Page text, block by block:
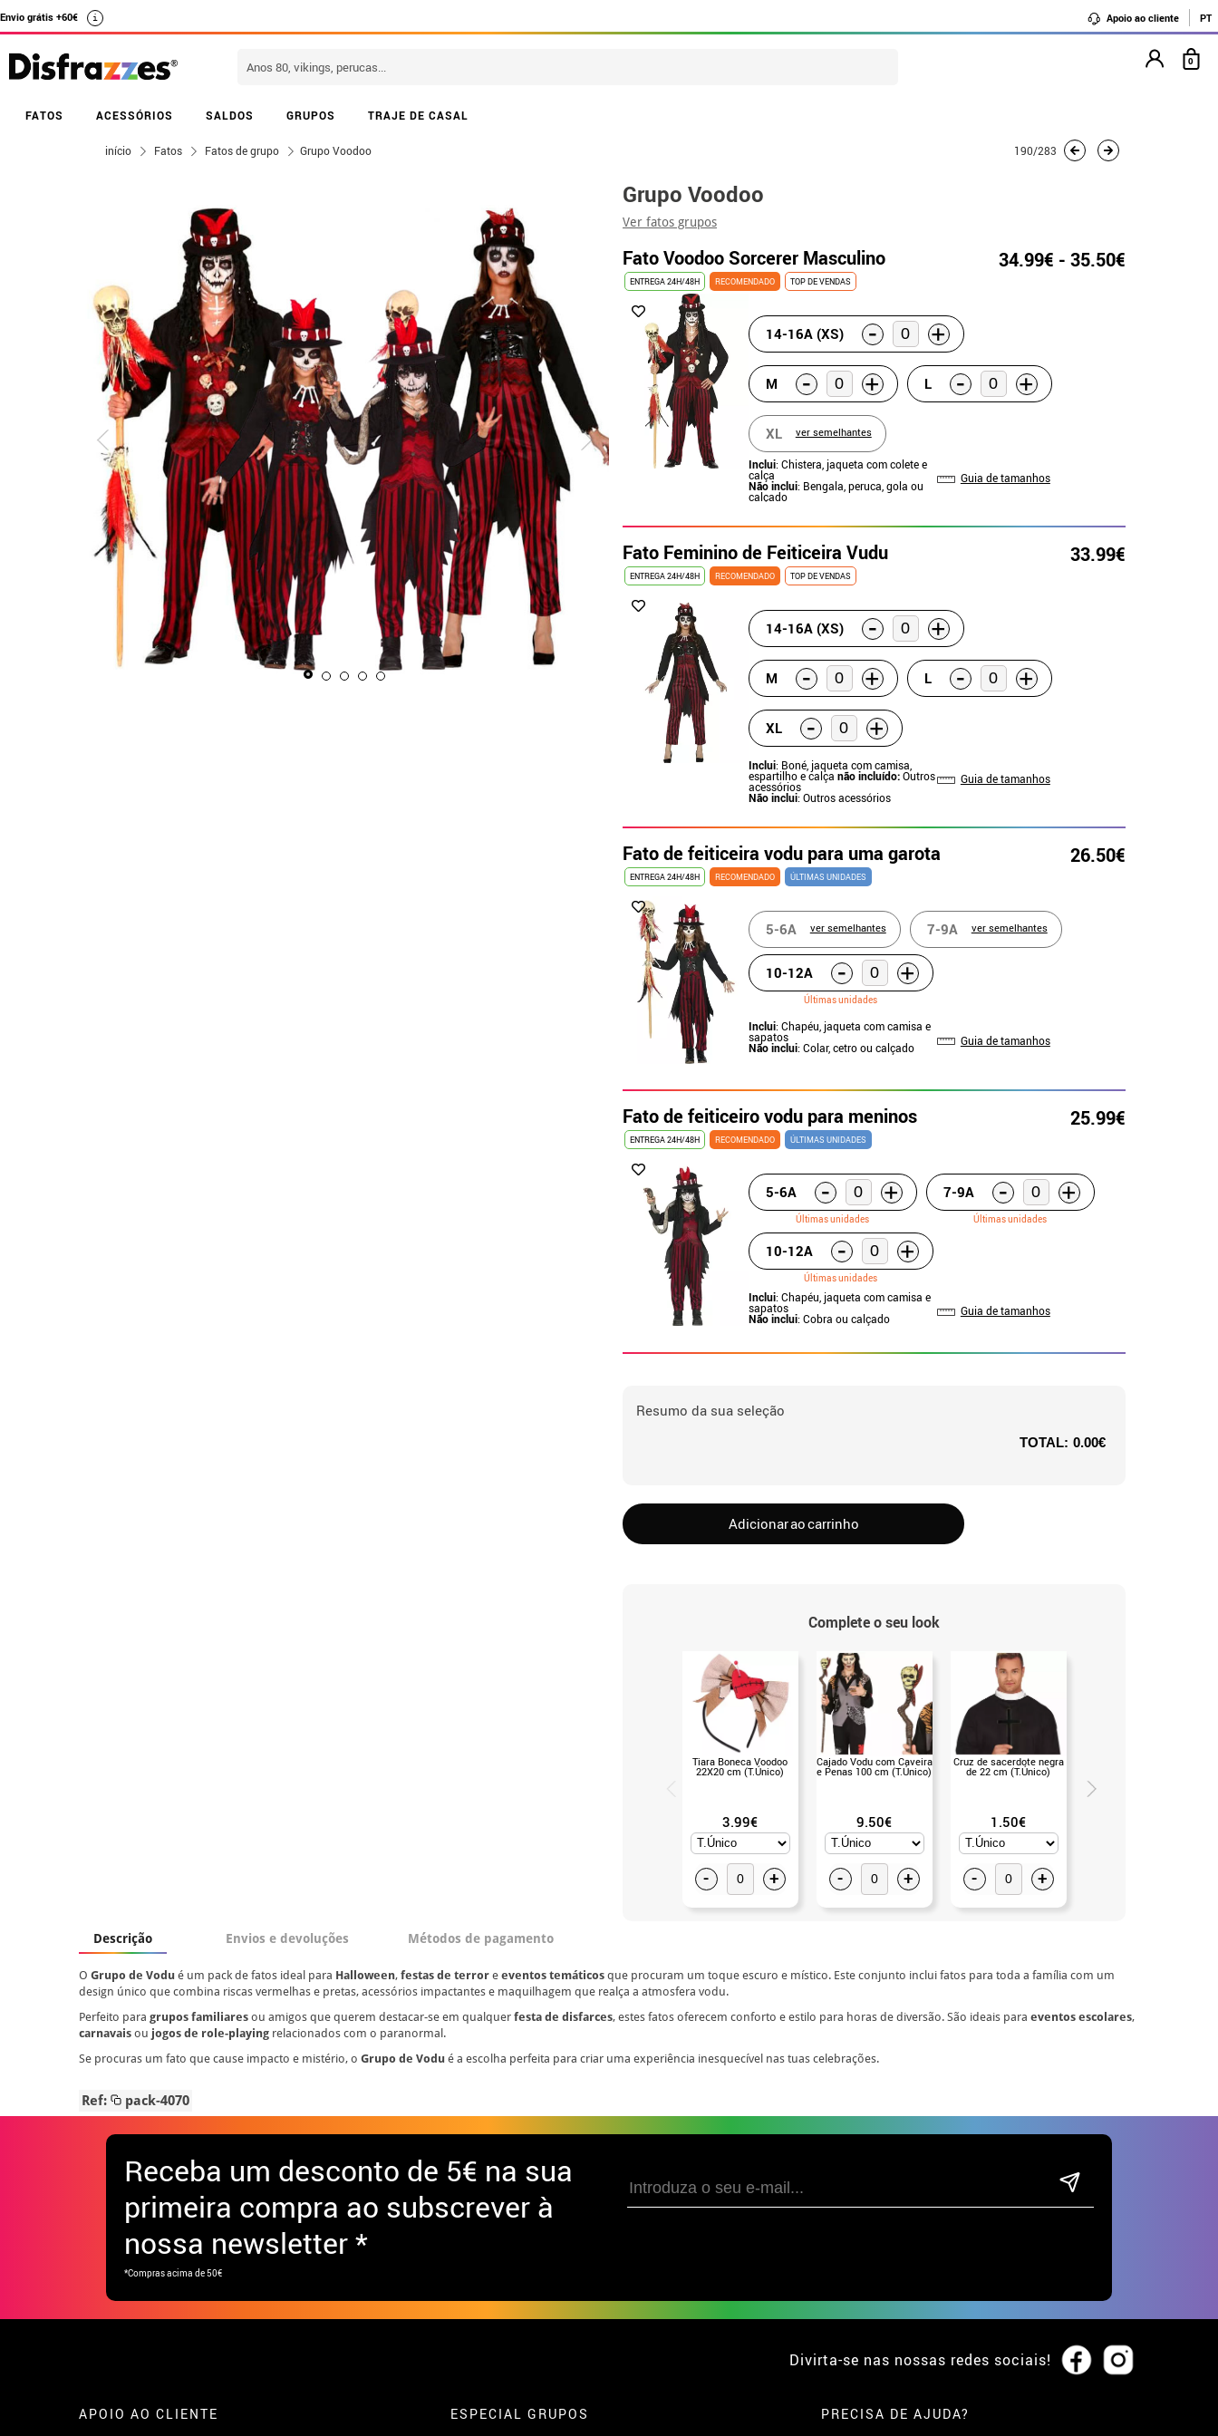
Envio grátis +60€ i Apoio ao cliente PT
FATOS ACESSÓRIOS SALDOS GRUPOS TRAJE DE CASAL
0
início Fatos Fatos de grupo Grupo Voodoo 190/283
Grupo Voodoo
Ver fatos grupos
Fato Voodoo Sorcerer Masculino 34.99€ - 35.50€
ENTREGA 24H/48H RECOMENDADO TOP DE VENDAS
14-16A (XS) - +
M - + L - +
XL ver semelhantes
Inclui: Chistera, jaqueta com colete e
calça
Não inclui: Bengala, peruca, gola ou
calçado
Guia de tamanhos
Fato Feminino de Feiticeira Vudu 33.99€
ENTREGA 24H/48H RECOMENDADO TOP DE VENDAS
14-16A (XS) - +
M - + L - +
XL - +
Inclui: Boné, jaqueta com camisa,
espartilho e calça não incluído:Outros
acessórios
Não inclui: Outros acessórios
Guia de tamanhos
Fato de feiticeira vodu para uma garota 26.50€
ENTREGA 24H/48H RECOMENDADO ÚLTIMAS UNIDADES
5-6A ver semelhantes 7-9A ver semelhantes
10-12A - +
Últimas unidades
Inclui: Chapéu, jaqueta com camisa e
sapatos
Não inclui: Colar, cetro ou calçado
Guia de tamanhos
Fato de feiticeiro vodu para meninos 25.99€
ENTREGA 24H/48H RECOMENDADO ÚLTIMAS UNIDADES
5-6A - +
Últimas unidades
7-9A - +
Últimas unidades
10-12A - +
Últimas unidades
Inclui: Chapéu, jaqueta com camisa e
sapatos
Não inclui: Cobra ou calçado
Guia de tamanhos
Resumo da sua seleção
TOTAL: 0.00€
Adicionar ao carrinho
Complete o seu look
Tiara Boneca Voodoo
22X20 cm (T.Único)
3.99€
- +
Cajado Vodu com Caveira
e Penas 100 cm (T.Único)
9.50€
- +
Cruz de sacerdote negra
de 22 cm (T.Único)
1.50€
- +
Descrição Envios e devoluções Métodos de pagamento
O Grupo de Vodu é um pack de fatos ideal para Halloween, festas de terror e eventos temáticos que procuram um toque escuro e místico. Este conjunto inclui fatos para toda a família com um
design único que combina riscas vermelhas e pretas, acessórios impactantes e maquilhagem que realça a atmosfera vodu.
Perfeito para grupos familiares ou amigos que querem destacar-se em qualquer festa de disfarces, estes fatos oferecem conforto e estilo para horas de diversão. São ideais para eventos escolares,
carnavais ou jogos de role-playing relacionados com o paranormal.
Se procuras um fato que cause impacto e mistério, o Grupo de Vodu é a escolha perfeita para criar uma experiência inesquecível nas tuas celebrações.
Ref: pack-4070
Receba um desconto de 5€ na sua
primeira compra ao subscrever à
nossa newsletter *
*Compras acima de 50€
Divirta-se nas nossas redes sociais!
APOIO AO CLIENTE ESPECIAL GRUPOS PRECISA DE AJUDA?